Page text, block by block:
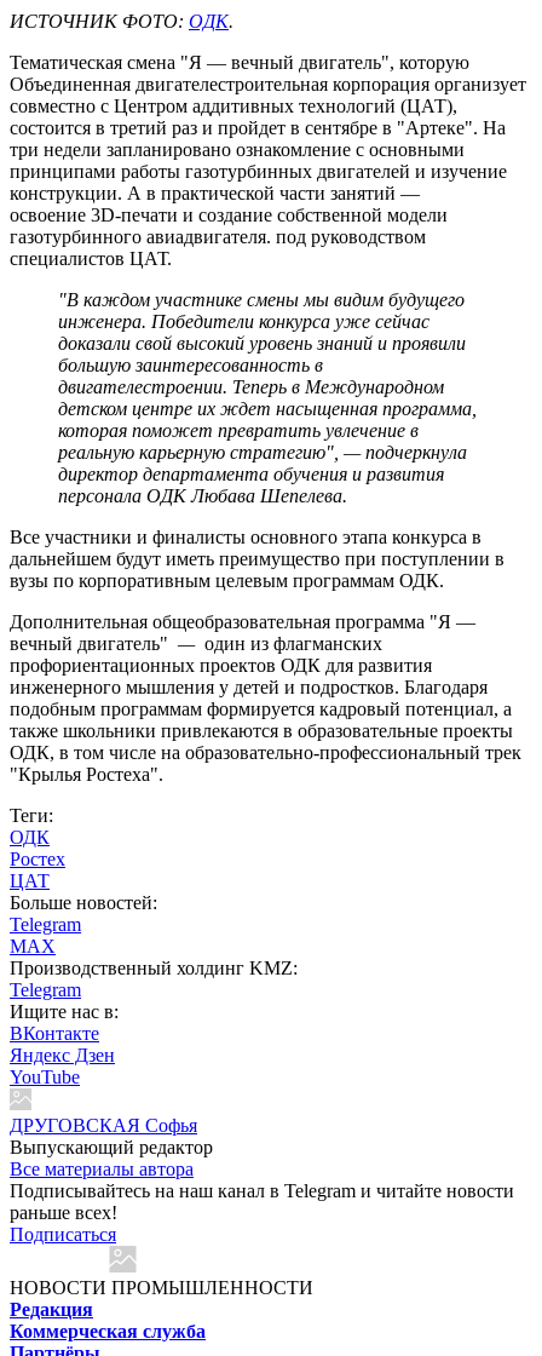
ИСТОЧНИК ФОТО: ОДК.
Тематическая смена "Я — вечный двигатель", которую
Объединенная двигателестроительная корпорация организует
совместно с Центром аддитивных технологий (ЦАТ),
состоится в третий раз и пройдет в сентябре в "Артеке". На
три недели запланировано ознакомление с основными
принципами работы газотурбинных двигателей и изучение
конструкции. А в практической части занятий —
освоение 3D-печати и создание собственной модели
газотурбинного авиадвигателя. под руководством
специалистов ЦАТ.
"В каждом участнике смены мы видим будущего
инженера. Победители конкурса уже сейчас
доказали свой высокий уровень знаний и проявили
большую заинтересованность в
двигателестроении. Теперь в Международном
детском центре их ждет насыщенная программа,
которая поможет превратить увлечение в
реальную карьерную стратегию", — подчеркнула
директор департамента обучения и развития
персонала ОДК Любава Шепелева.
Все участники и финалисты основного этапа конкурса в
дальнейшем будут иметь преимущество при поступлении в
вузы по корпоративным целевым программам ОДК.
Дополнительная общеобразовательная программа "Я —
вечный двигатель" — один из флагманских
профориентационных проектов ОДК для развития
инженерного мышления у детей и подростков. Благодаря
подобным программам формируется кадровый потенциал, а
также школьники привлекаются в образовательные проекты
ОДК, в том числе на образовательно-профессиональный трек
"Крылья Ростеха".
Теги:
ОДК
Ростех
ЦАТ
Больше новостей:
Telegram
MAX
Производственный холдинг KMZ:
Telegram
Ищите нас в:
ВКонтакте
Яндекс Дзен
YouTube
ДРУГОВСКАЯ Софья
Выпускающий редактор
Все материалы автора
Подписывайтесь на наш канал в Telegram и читайте новости
раньше всех!
Подписаться
НОВОСТИ ПРОМЫШЛЕННОСТИ
Редакция
Коммерческая служба